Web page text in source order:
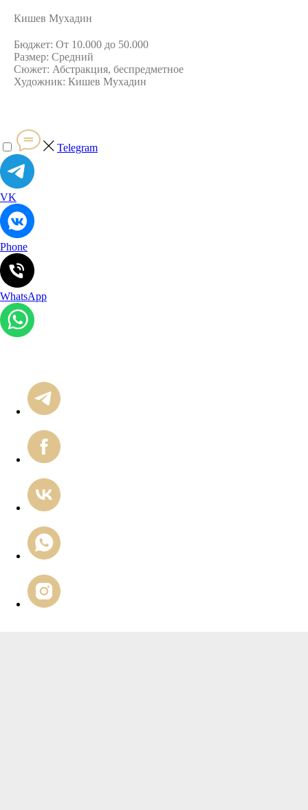
Кишев Мухадин
Бюджет: От 10.000 до 50.000
Размер: Средний
Сюжет: Абстракция, беспредметное
Художник: Кишев Мухадин
Telegram
VK
Phone
WhatsApp